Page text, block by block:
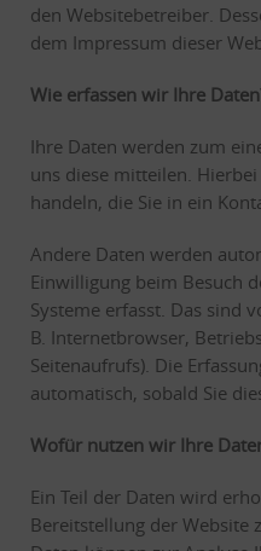
den Websitebetreiber.
dem Impressum dieser
Wie erfassen wir Ihre
Ihre Daten werden zum
uns diese mitteilen.
handeln, die Sie in ein
Andere Daten werden
Einwilligung beim Besuch
Systeme erfasst. Das sind
B. Internetbrowser,
Seitenaufrufs). Die
automatisch, sobald Sie
Wofür nutzen wir Ihre
Ein Teil der Daten wird
Bereitstellung der Website